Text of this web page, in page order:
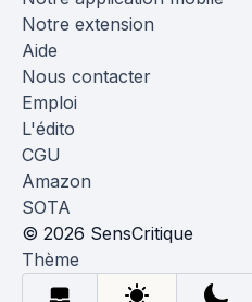
Notre extension
Aide
Nous contacter
Emploi
L'édito
CGU
Amazon
SOTA
© 2026 SensCritique
Thème